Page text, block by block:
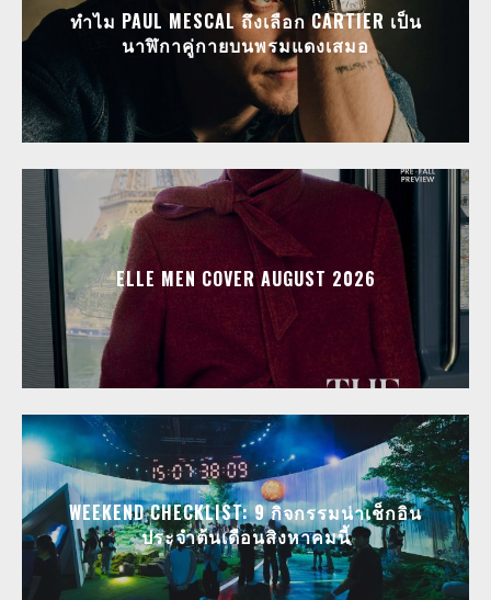
ทำไม PAUL MESCAL ถึงเลือก CARTIER เป็น
นาฬิกาคู่กายบนพรมแดงเสมอ
ELLE MEN COVER AUGUST 2026
WEEKEND CHECKLIST: 9 กิจกรรมน่าเช็กอิน
ประจำต้นเดือนสิงหาคมนี้